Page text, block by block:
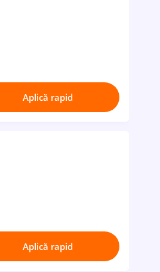
Aplică rapid
Aplică rapid